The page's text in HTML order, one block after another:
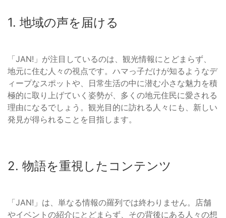
1. 地域の声を届ける
「JAN!」が注目しているのは、観光情報にとどまらず、
地元に住む人々の視点です。ハマっ子だけが知るようなデ
ィープなスポットや、日常生活の中に潜む小さな魅力を積
極的に取り上げていく姿勢が、多くの地元住民に愛される
理由になるでしょう。観光目的に訪れる人々にも、新しい
発見が得られることを目指します。
2. 物語を重視したコンテンツ
「JAN!」は、単なる情報の羅列では終わりません。店舗
やイベントの紹介にとどまらず、その背後にある人々の想